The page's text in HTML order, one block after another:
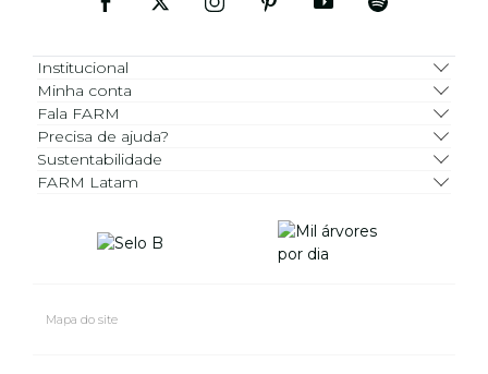
Institucional
Minha conta
Fala FARM
Precisa de ajuda?
Sustentabilidade
FARM Latam
Mapa do site